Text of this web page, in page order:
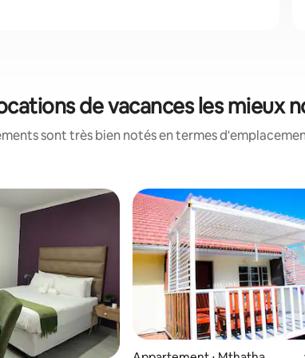
de vacances les mieux
sont très bien notés en termes